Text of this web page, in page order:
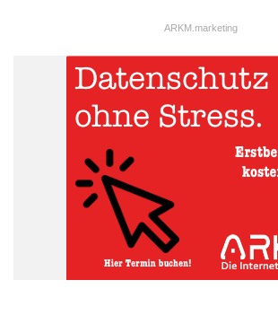
ARKM.marketing